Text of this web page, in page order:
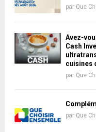
par Que
Avez-
Cash
cuisines
par Que
par Que